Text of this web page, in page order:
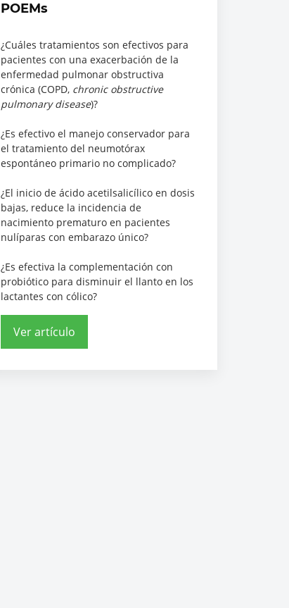
POEMs
¿Cuáles tratamientos son efectivos para
pacientes con una exacerbación de la
enfermedad pulmonar obstructiva
crónica (COPD, chronic obstructive
pulmonary disease)?
¿Es efectivo el manejo conservador para
el tratamiento del neumotórax
espontáneo primario no complicado?
¿El inicio de ácido acetilsalicílico en dosis
bajas, reduce la incidencia de
nacimiento prematuro en pacientes
nulíparas con embarazo único?
¿Es efectiva la complementación con
probiótico para disminuir el llanto en los
lactantes con cólico?
Ver artículo